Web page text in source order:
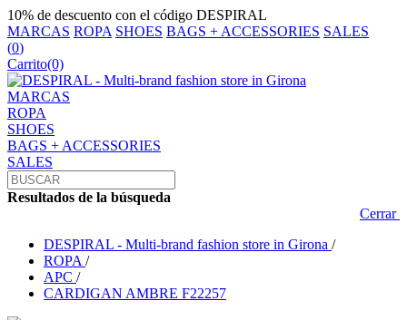
10% de descuento con el código DESPIRAL
MARCAS ROPA SHOES BAGS + ACCESSORIES SALES
(0)
Carrito(0)
MARCAS
ROPA
SHOES
BAGS + ACCESSORIES
SALES
Resultados de la búsqueda
Cerrar
DESPIRAL - Multi-brand fashion store in Girona /
ROPA /
APC /
CARDIGAN AMBRE F22257